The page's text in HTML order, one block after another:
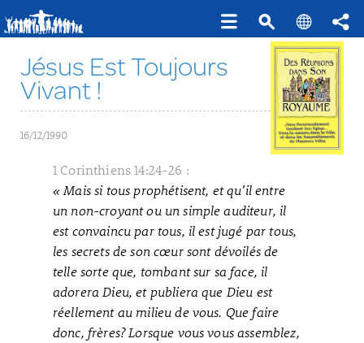
Jésus Est Toujours
Vivant !
16/12/1990
1 Corinthiens 14:24-26 :
« Mais si tous prophétisent, et qu’il entre
un non-croyant ou un simple auditeur, il
est convaincu par tous, il est jugé par tous,
les secrets de son cœur sont dévoilés de
telle sorte que, tombant sur sa face, il
adorera Dieu, et publiera que Dieu est
réellement au milieu de vous. Que faire
donc, frères? Lorsque vous vous assemblez,